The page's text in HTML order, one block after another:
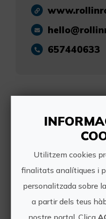
657440633
Altres
de
Utilitzem cookies
finalitats analítiques i
personalitzada sobre
a partir dels teus
nostre portal. Clica